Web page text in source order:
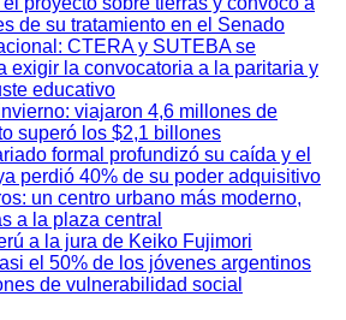
de su tratamiento en el Senado
CTERA y SUTEBA se
exigir la convocatoria a la paritaria y
educativo
viajaron 4,6 millones de
superó los $2,1 billones
formal profundizó su caída y el
perdió 40% de su poder adquisitivo
un centro urbano más moderno,
a la plaza central
a la jura de Keiko Fujimori
el 50% de los jóvenes argentinos
de vulnerabilidad social